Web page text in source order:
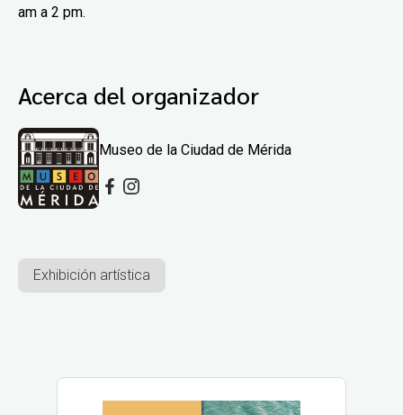
am a 2 pm.
Acerca del organizador
Museo de la Ciudad de Mérida
Exhibición artística